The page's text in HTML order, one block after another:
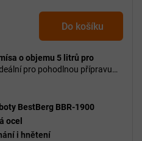
Do košíku
o objemu 5 litrů pro
pro pohodlnou přípravu
BestBerg BBR-1900
ocel
i hnětení